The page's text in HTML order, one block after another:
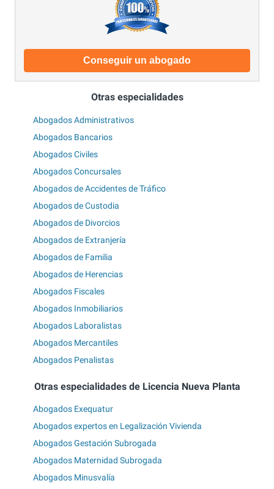
Conseguir un abogado
Otras especialidades
Abogados Administrativos
Abogados Bancarios
Abogados Civiles
Abogados Concursales
Abogados de Accidentes de Tráfico
Abogados de Custodia
Abogados de Divorcios
Abogados de Extranjería
Abogados de Familia
Abogados de Herencias
Abogados Fiscales
Abogados Inmobiliarios
Abogados Laboralistas
Abogados Mercantiles
Abogados Penalistas
Otras especialidades de Licencia Nueva Planta
Abogados Exequatur
Abogados expertos en Legalización Vivienda
Abogados Gestación Subrogada
Abogados Maternidad Subrogada
Abogados Minusvalía